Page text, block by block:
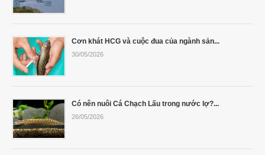
Cơn khát HCG và cuộc đua của ngành sản...
30/05/2026
Có nên nuôi Cá Chạch Lấu trong nước lợ?...
26/05/2026